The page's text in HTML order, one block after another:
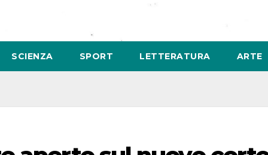
SCIENZA SPORT LETTERATURA ARTE